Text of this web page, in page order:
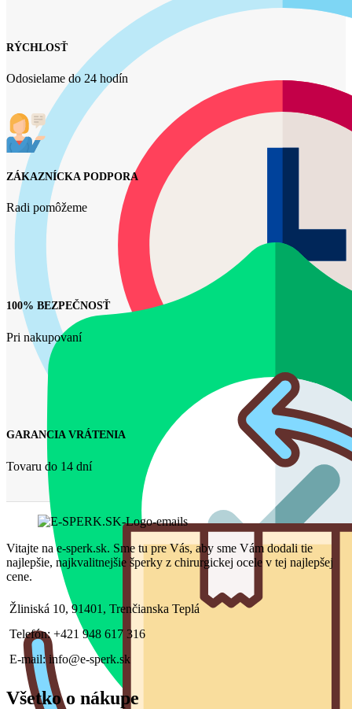
RÝCHLOSŤ
Odosielame do 24 hodín
ZÁKAZNÍCKA PODPORA
Radi pomôžeme
100% BEZPEČNOSŤ
Pri nakupovaní
GARANCIA VRÁTENIA
Tovaru do 14 dní
Vitajte na e-sperk.sk. Sme tu pre Vás, aby sme Vám dodali tie
najlepšie, najkvalitnejšie šperky z chirurgickej ocele v tej najlepšej
cene.
Žliniská 10, 91401, Trenčianska Teplá
Telefón: +421 948 617 316
E-mail: info@e-sperk.sk
Všetko o nákupe